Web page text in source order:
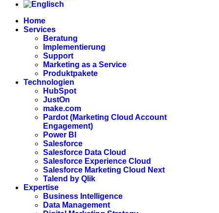
Home
Services
Beratung
Implementierung
Support
Marketing as a Service
Produktpakete
Technologien
HubSpot
JustOn
make.com
Pardot (Marketing Cloud Account
Engagement)
Power BI
Salesforce
Salesforce Data Cloud
Salesforce Experience Cloud
Salesforce Marketing Cloud Next
Talend by Qlik
Expertise
Business Intelligence
Data Management